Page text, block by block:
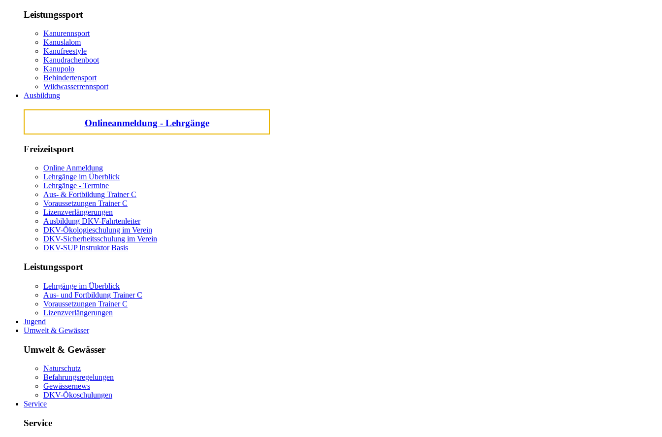
Leistungssport
Kanurennsport
Kanuslalom
Kanufreestyle
Kanudrachenboot
Kanupolo
Behindertensport
Wildwasserrennsport
Ausbildung
Onlineanmeldung - Lehrgänge
Freizeitsport
Online Anmeldung
Lehrgänge im Überblick
Lehrgänge - Termine
Aus- & Fortbildung Trainer C
Voraussetzungen Trainer C
Lizenzverlängerungen
Ausbildung DKV-Fahrtenleiter
DKV-Ökologieschulung im Verein
DKV-Sicherheitsschulung im Verein
DKV-SUP Instruktor Basis
Leistungssport
Lehrgänge im Überblick
Aus- und Fortbildung Trainer C
Voraussetzungen Trainer C
Lizenzverlängerungen
Jugend
Umwelt & Gewässer
Umwelt & Gewässer
Naturschutz
Befahrungsregelungen
Gewässernews
DKV-Ökoschulungen
Service
Service